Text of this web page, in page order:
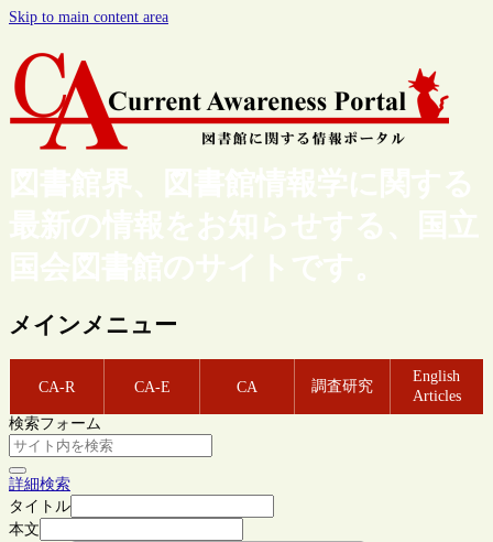
Skip to main content area
図書館界、図書館情報学に関する
最新の情報をお知らせする、国立
国会図書館のサイトです。
メインメニュー
CA-R CA-E CA 調査研究
English
Articles
検索フォーム
詳細検索
タイトル
本文